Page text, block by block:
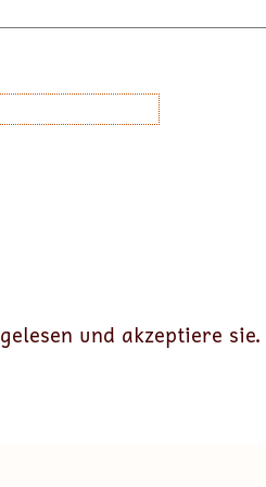
gelesen und akzeptiere sie.